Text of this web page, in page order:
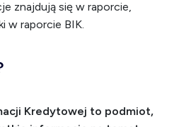
znajdują się w raporcie,
w raporcie BIK.
Kredytowej to podmiot,